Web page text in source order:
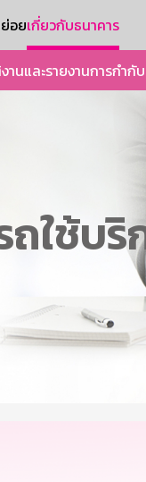
อยเกี่ยวกับธนาคาร
นและรายงานการกำกั
ใช้บ